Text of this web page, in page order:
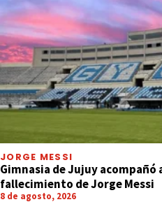
JORGE MESSI
Gimnasia de Jujuy acompañó
fallecimiento de Jorge Messi
8 de agosto, 2026